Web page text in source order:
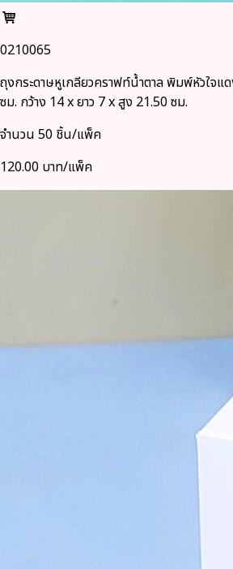
0210065
ถุงกระดาษหูเกลียวคราฟท์น้ำตาล พิมพ์หัวใจแ
ซม. กว้าง 14 x ยาว 7 x สูง 21.50 ซม.
จำนวน 50 ชิ้น/แพ็ค
120.00 บาท/แพ็ค